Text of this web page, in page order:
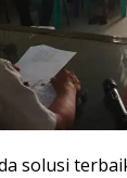
solusi